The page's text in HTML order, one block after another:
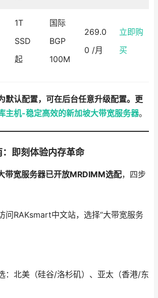
1T
SSD
起
国际
BGP
100M
269.0
0 /月
立即购
买
默认配置，可在后台任意升级配置。更
主机-稳定高效的新加坡大带宽服务器。
即刻体验内存革命
带宽服务器已开放MRDIMM选配，四步
问RAKsmart中文站，选择“大带宽服务
：北美（硅谷/洛杉矶）、亚太（香港/东